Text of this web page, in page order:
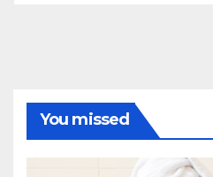
You missed